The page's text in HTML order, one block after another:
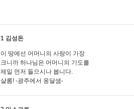
1 김성돈
이 땅에선 어머니의 사랑이 가장
크니까 하나님은 어머니의 기도를
제일 먼저 들으시나 봅니다.
샬롬! -광주에서 옹달샘-